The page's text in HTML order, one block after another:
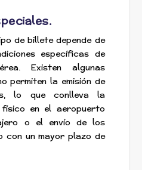
de billete depende de
específicas de
Existen algunas
permiten la emisión de
lo que conlleva la
en el aeropuerto
o el envío de los
con un mayor plazo de